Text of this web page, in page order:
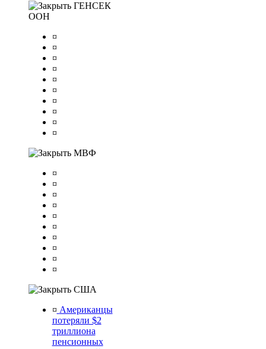
ГЕНСЕК
ООН
¤
¤
¤
¤
¤
¤
¤
¤
¤
¤
МВФ
¤
¤
¤
¤
¤
¤
¤
¤
¤
¤
США
¤ Американцы
потеряли $2
триллиона
пенсионных